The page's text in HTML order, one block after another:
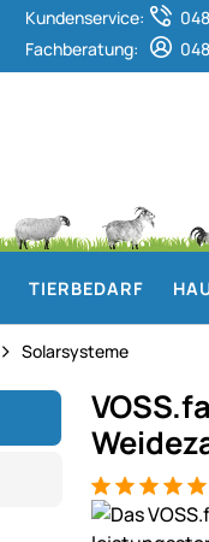
Kundenservice:
Fachberatung:
TIERBEDARF
Solarsysteme
Bewertung:
9